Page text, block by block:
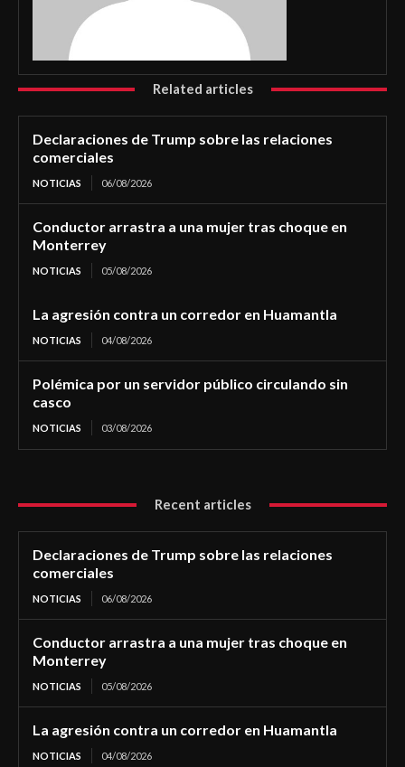
Related articles
Declaraciones de Trump sobre las relaciones
comerciales
NOTICIAS 06/08/2026
Conductor arrastra a una mujer tras choque en
Monterrey
NOTICIAS 05/08/2026
La agresión contra un corredor en Huamantla
NOTICIAS 04/08/2026
Polémica por un servidor público circulando sin
casco
NOTICIAS 03/08/2026
Recent articles
Declaraciones de Trump sobre las relaciones
comerciales
NOTICIAS 06/08/2026
Conductor arrastra a una mujer tras choque en
Monterrey
NOTICIAS 05/08/2026
La agresión contra un corredor en Huamantla
NOTICIAS 04/08/2026